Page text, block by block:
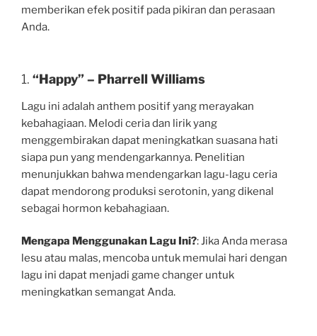
memberikan efek positif pada pikiran dan perasaan
Anda.
1. “Happy” – Pharrell Williams
Lagu ini adalah anthem positif yang merayakan
kebahagiaan. Melodi ceria dan lirik yang
menggembirakan dapat meningkatkan suasana hati
siapa pun yang mendengarkannya. Penelitian
menunjukkan bahwa mendengarkan lagu-lagu ceria
dapat mendorong produksi serotonin, yang dikenal
sebagai hormon kebahagiaan.
Mengapa Menggunakan Lagu Ini?: Jika Anda merasa
lesu atau malas, mencoba untuk memulai hari dengan
lagu ini dapat menjadi game changer untuk
meningkatkan semangat Anda.